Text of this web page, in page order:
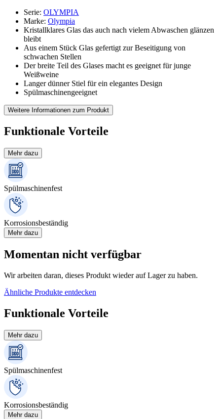
Serie: OLYMPIA
Marke: Olympia
Kristallklares Glas das auch nach vielem Abwaschen glänzen
bleibt
Aus einem Stück Glas gefertigt zur Beseitigung von
schwachen Stellen
Der breite Teil des Glases macht es geeignet für junge
Weißweine
Langer dünner Stiel für ein elegantes Design
Spülmaschinengeeignet
Weitere Informationen zum Produkt
Funktionale Vorteile
Mehr dazu
Spülmaschinenfest
Korrosionsbeständig
Mehr dazu
Momentan nicht verfügbar
Wir arbeiten daran, dieses Produkt wieder auf Lager zu haben.
Ähnliche Produkte entdecken
Funktionale Vorteile
Mehr dazu
Spülmaschinenfest
Korrosionsbeständig
Mehr dazu